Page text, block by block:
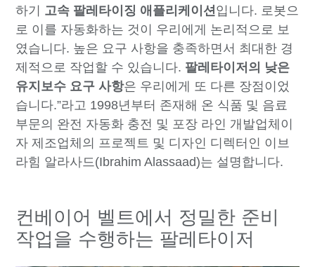
하기 고속 팔레타이징 애플리케이션입니다. 로봇으
로 이를 자동화하는 것이 우리에게 논리적으로 보
였습니다. 높은 요구 사항을 충족하면서 최대한 경
제적으로 작업할 수 있습니다. 팔레타이저의 낮은
유지보수 요구 사항은 우리에게 또 다른 장점이었
습니다.”라고 1998년부터 존재해 온 식품 및 음료
부문의 완전 자동화 충전 및 포장 라인 개발업체이
자 제조업체의 프로젝트 및 디자인 디렉터인 이브
라힘 알라사드(Ibrahim Alassaad)는 설명합니다.
컨베이어 벨트에서 정밀한 준비
작업을 수행하는 팔레타이저